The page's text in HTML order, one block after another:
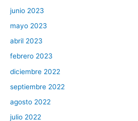
junio 2023
mayo 2023
abril 2023
febrero 2023
diciembre 2022
septiembre 2022
agosto 2022
julio 2022